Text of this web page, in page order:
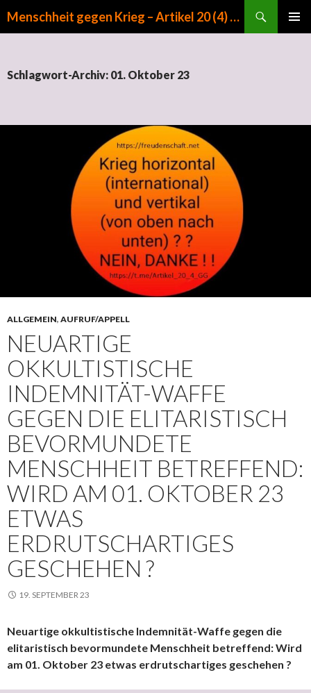
Menschheit gegen Krieg – Artikel 20 (4) GG
Schlagwort-Archiv: 01. Oktober 23
ALLGEMEIN, AUFRUF/APPELL
NEUARTIGE
OKKULTISTISCHE
INDEMNITÄT-WAFFE
GEGEN DIE ELITARISTISCH
BEVORMUNDETE
MENSCHHEIT BETREFFEND:
WIRD AM 01. OKTOBER 23
ETWAS
ERDRUTSCHARTIGES
GESCHEHEN ?
19. SEPTEMBER 23
Neuartige okkultistische Indemnität-Waffe gegen die
elitaristisch bevormundete Menschheit betreffend: Wird
am 01. Oktober 23 etwas erdrutschartiges geschehen ?